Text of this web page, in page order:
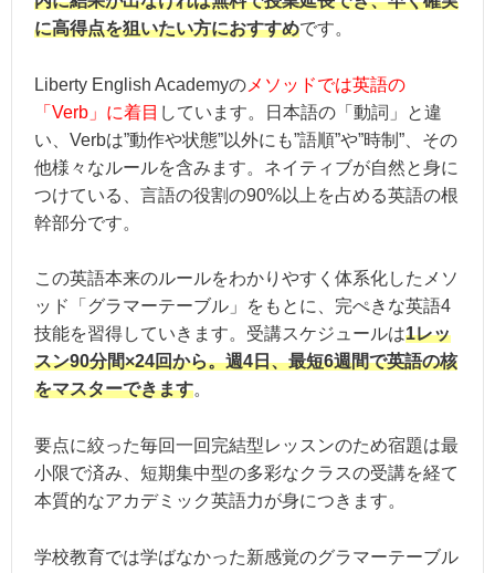
に高得点を狙いたい方におすすめです。
Liberty English Academyの メソッドでは英語の
「Verb」に着目 しています。日本語の「動詞」と違
い、Verbは”動作や状態”以外にも”語順”や”時制”、その
他様々なルールを含みます。ネイティブが自然と身に
つけている、言語の役割の90%以上を占める英語の根
幹部分です。
この英語本来のルールをわかりやすく体系化したメソ
ッド「グラマーテーブル」をもとに、完ぺきな英語4
技能を習得していきます。受講スケジュールは1レッ
スン90分間×24回から。週4日、最短6週間で英語の核
をマスターできます。
要点に絞った毎回一回完結型レッスンのため宿題は最
小限で済み、短期集中型の多彩なクラスの受講を経て
本質的なアカデミック英語力が身につきます。
学校教育では学ばなかった新感覚のグラマーテーブル